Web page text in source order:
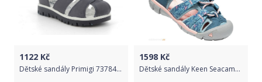
1122 Kč
Dětské sandály Primigi 7378411 (23)
1598 Kč
Dětské sandály Keen Seacamp Real teal/Stone Blue (24) - Keen